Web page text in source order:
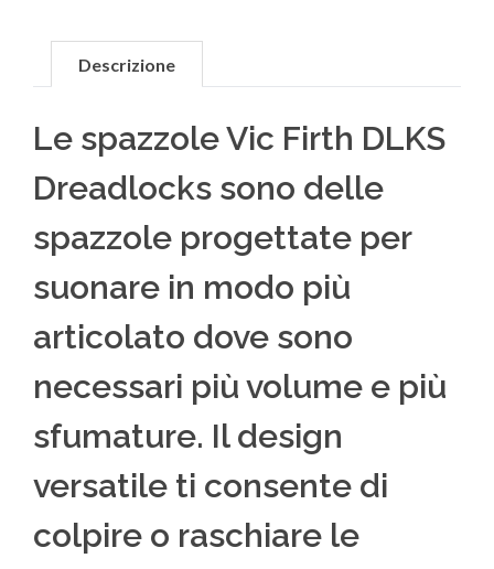
Descrizione
Le spazzole Vic Firth DLKS
Dreadlocks sono delle
spazzole progettate per
suonare in modo più
articolato dove sono
necessari più volume e più
sfumature. Il design
versatile ti consente di
colpire o raschiare le